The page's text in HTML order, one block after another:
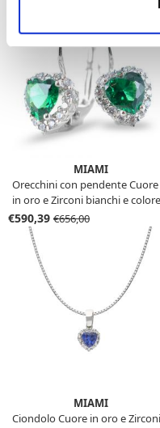
MIAMI
Orecchini con pendente Cuore
in oro e Zirconi bianchi e colore
smeraldo collezione Miami
€590,39 €656,00
MIAMI
Ciondolo Cuore in oro e Zirconi